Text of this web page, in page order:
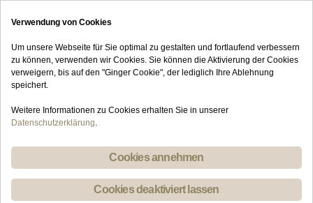
Verwendung von Cookies
Um unsere Webseite für Sie optimal zu gestalten und fortlaufend verbessern
zu können, verwenden wir Cookies. Sie können die Aktivierung der Cookies
verweigern, bis auf den "Ginger Cookie", der lediglich Ihre Ablehnung
speichert.
Weitere Informationen zu Cookies erhalten Sie in unserer
Datenschutzerklärung.
Cookies annehmen
Cookies deaktiviert lassen